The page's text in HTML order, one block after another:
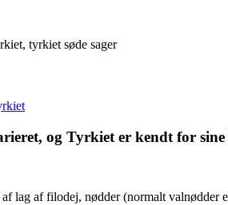
og Tyrkiet er kendt for
lag af filodej, nødder (normalt